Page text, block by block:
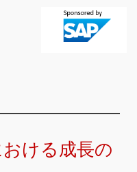
ける成長の